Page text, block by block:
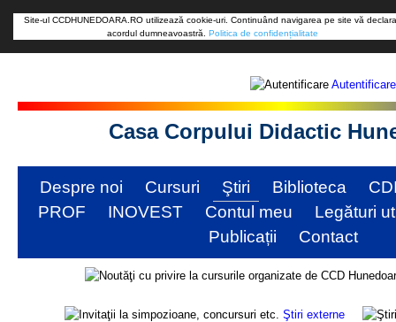
Site-ul CCDHUNEDOARA.RO utilizează cookie-uri. Continuând navigarea pe site vă
acordul dumneavoastră. Politica de confidențialitate
Autentificare
Casa Corpului Didactic
Despre noi Cursuri Ştiri Biblioteca
PROF
INOVEST Contul meu
Legături
Publicații
Contact
Ştiri externe